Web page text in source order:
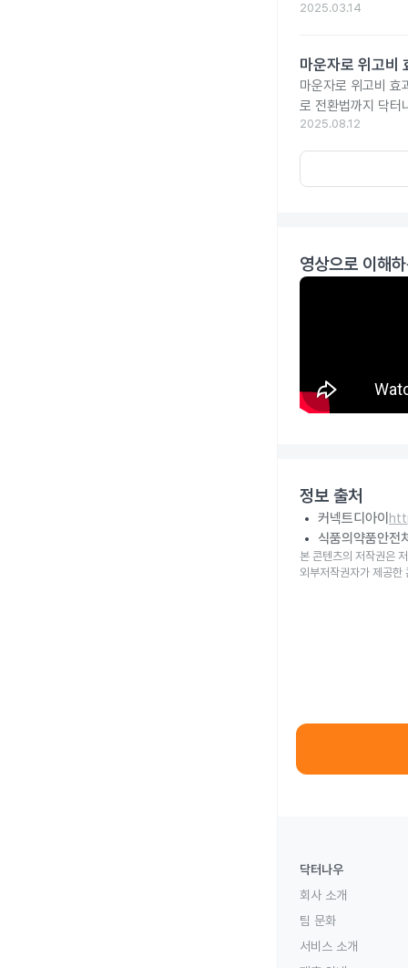
2025.03.14
마운자로 위고비
마운자로 위고비 효
로 전환법까지 닥터
2025.08.12
영상으로 이해
정보 출처
커넥트디아이
식품의약품안전
본 콘텐츠의 저작권은
외부저작권자가 제공한
닥터나우
회사 소개
팀 문화
서비스 소개